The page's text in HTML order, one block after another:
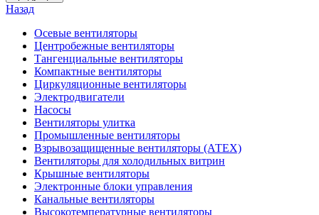
Назад
Осевые вентиляторы
Центробежные вентиляторы
Тангенциальные вентиляторы
Компактные вентиляторы
Циркуляционные вентиляторы
Электродвигатели
Насосы
Вентиляторы улитка
Промышленные вентиляторы
Взрывозащищенные вентиляторы (АТЕХ)
Вентиляторы для холодильных витрин
Крышные вентиляторы
Электронные блоки управления
Канальные вентиляторы
Высокотемпературные вентиляторы